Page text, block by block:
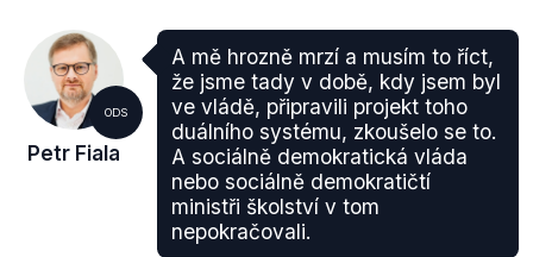
chce nabrat 607 lidí.
543 lidí chce získat ministerstvo spravedlnosti.
Mají působit jako vychovatelé či vězeňská
ostraha.
Ministerstvo práce a sociálních věcí má v plánu
posílit své řady o 284 lidí, zejména chce navýšit
počty na úřadech práce a České správě
sociálního zabezpečení.
ODS
Petr Fiala
A mě hrozně mrzí a musím to říct,
že jsme tady v době, kdy jsem byl
ve vládě, připravili projekt toho
duálního systému, zkoušelo se to.
A sociálně demokratická vláda
nebo sociálně demokratičtí
ministři školství v tom
nepokračovali.